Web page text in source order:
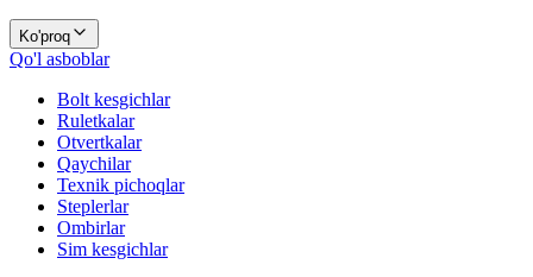
Ko'proq
Qo'l asboblar
Bolt kesgichlar
Ruletkalar
Otvertkalar
Qaychilar
Texnik pichoqlar
Steplerlar
Ombirlar
Sim kesgichlar